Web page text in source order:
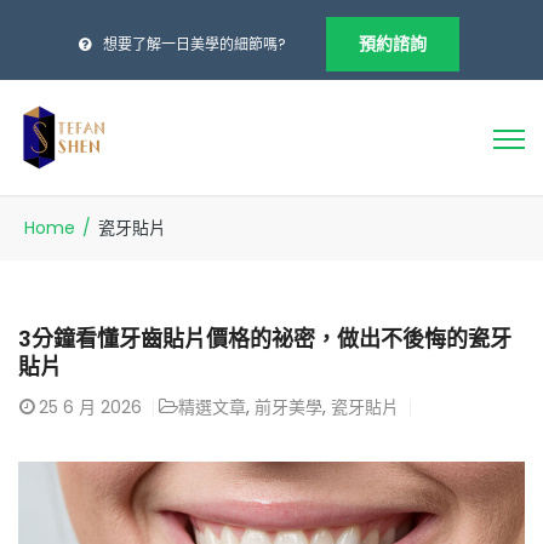
想要了解一日美學的細節嗎? 預約諮詢
Home / 瓷牙貼片
3分鐘看懂牙齒貼片價格的祕密，做出不後悔的瓷牙
貼片
25 6 月 2026 精選文章, 前牙美學, 瓷牙貼片